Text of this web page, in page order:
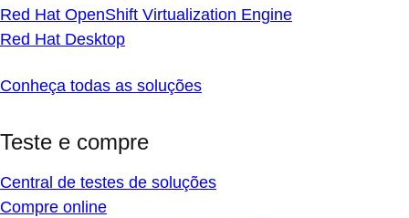
Red Hat OpenShift Virtualization Engine
Red Hat Desktop
Conheça todas as soluções
Teste e compre
Central de testes de soluções
Compre online